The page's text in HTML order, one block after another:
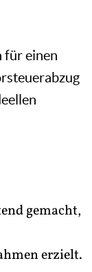
für einen
gemacht,
erzielt.